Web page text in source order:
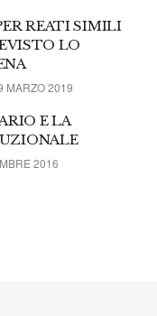
REATI SIMILI
LO
MARZO 2019
E LA
2016